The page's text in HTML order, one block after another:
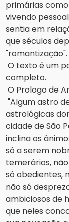
primárias
vivendo
sentia em
que séculos
"romantização".
O texto é um
completo.
O Prologo de
"Algum astro
astrológicas
cidade de São
inclina os
só a serem
temerários,
só obedientes,
não só
ambiciosos de
que neles